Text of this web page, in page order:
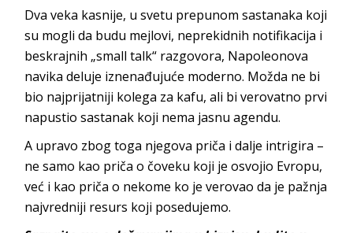
Dva veka kasnije, u svetu prepunom sastanaka koji
su mogli da budu mejlovi, neprekidnih notifikacija i
beskrajnih „small talk“ razgovora, Napoleonova
navika deluje iznenađujuće moderno. Možda ne bi
bio najprijatniji kolega za kafu, ali bi verovatno prvi
napustio sastanak koji nema jasnu agendu.
A upravo zbog toga njegova priča i dalje intrigira –
ne samo kao priča o čoveku koji je osvojio Evropu,
već i kao priča o nekome ko je verovao da je pažnja
najvredniji resurs koji posedujemo.